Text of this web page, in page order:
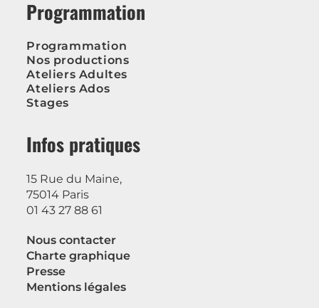
Nos productions
Ateliers Adultes
Stages
Infos pratiques
75014 Paris
01 43 27 88 61
Nous contacter
Charte graphique
Mentions légales
Nos réseaux sociaux